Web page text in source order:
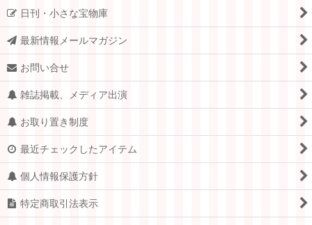
日刊・小さな宝物庫
最新情報メールマガジン
お問い合せ
雑誌掲載、メディア出演
お取り置き制度
最近チェックしたアイテム
個人情報保護方針
特定商取引法表示